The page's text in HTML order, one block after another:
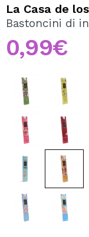
Creando un
acquisti
consultare le tue
La Casa de
Bastoncini di
0,99€